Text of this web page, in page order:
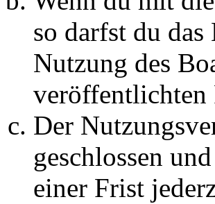
so darfst du
Nutzung des
veröffentlichten
Der
geschlossen
einer Frist